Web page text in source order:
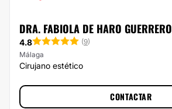
DRA. FABIOLA DE HARO GUERRERO
4.8 (9)
Málaga
Cirujano estético
CONTACTAR